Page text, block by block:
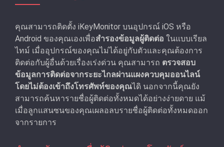
คุณสามารถติดตั้ง iKeyMonitor บนอุปกรณ์ iOS หรือ
Android ของคุณเองเพื่อสํารองข้อมูลผู้ติดต่อ ในแบบเรียล
ไทม์ เมื่ออุปกรณ์ของคุณไม่ได้อยู่กับตัวและคุณต้องการ
ติดต่อกับผู้อื่นด้วยเรื่องเร่งด่วน คุณสามารถ ตรวจสอบ
ข้อมูลการติดต่อจากระยะไกลผ่านแผงควบคุมออนไลน์
โดยไม่ต้องเข้าถึงโทรศัพท์ของคุณไดิ นอกจากนี้คุณยัง
สามารถค้นหารายชื่อผู้ติดต่อทั้งหมดได้อย่างง่ายดาย แม้
เมื่อลูกแสนซนของคุณเผลอลบรายชื่อผู้ติดต่อทั้งหมดออก
จากรายการ